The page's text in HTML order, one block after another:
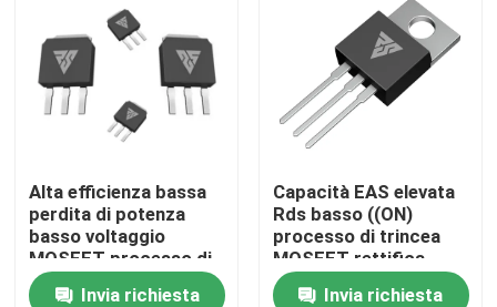
Visita alla fabbrica
Controllo della qualità
Contattaci
Notizie
Alta efficienza bassa
perdita di potenza
basso voltaggio
MOSFET processo di
trincea/SGT
Invia richiesta
Capacità EAS elevata
Rds basso ((ON)
processo di trincea
MOSFET rettifica
sincrona
Invia richiesta